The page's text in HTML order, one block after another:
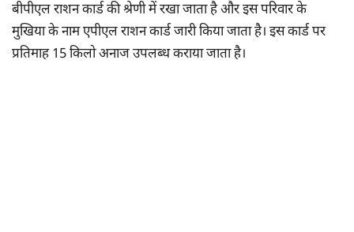
बीपीएल राशन कार्ड की श्रेणी में रखा जाता है और इस परिवार के
मुखिया के नाम एपीएल राशन कार्ड जारी किया जाता है। इस कार्ड पर
प्रतिमाह 15 किलो अनाज उपलब्ध कराया जाता है।